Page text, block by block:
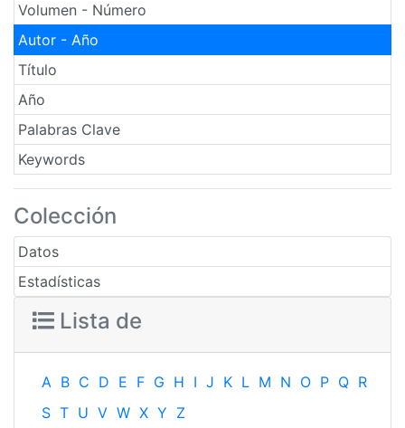
Volumen - Número
Autor - Año
Título
Año
Palabras Clave
Keywords
Colección
Datos
Estadísticas
Lista de
A B C D E F G H I J K L M N O P Q R
S T U V W X Y Z